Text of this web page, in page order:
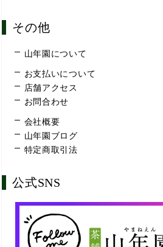
その他
山年園について
お支払いについて
店舗アクセス
お問合わせ
会社概要
山年園ブログ
特定商取引法
公式SNS